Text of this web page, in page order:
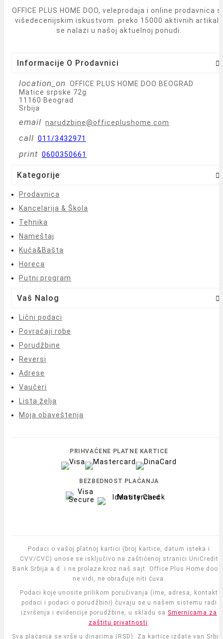
OFFICE PLUS HOME DOO, veleprodaja i online prodavnica
višedecenijskim iskustvom. preko 15000 aktivnih artikala
se nalazi u našoj aktuelnoj ponudi.
Informacije O Prodavnici 
location_on
OFFICE PLUS HOME DOO BEOGRAD
Matice srpske 72g
11160 Beograd
Srbija
email narudzbine@officeplushome.com
call 011/3432971
print 0600350661
Kategorije 
Prodavnica
Kancelarija & Škola
Tehnika
Nameštaj
Kuća&Bašta
Horeca
Putni program
Vaš Nalog 
Lični podaci
Povraćaji robe
Porudžbine
Reversi
Adrese
Vaučeri
Lista želja
Moja obaveštenja
PRIHVAĆENE PLATNE KARTICE
BEZBEDNOST PLAĆANJA
Podaci o vašoj platnoj kartici (broj kartice, datum isteka i
CVV/CVC) unose se isključivo na zaštićenoj stranici UniCredit
Bank Srbija a.d. i ne prolaze kroz naš sajt. Office Plus Home doo
ne vidi, ne obrađuje niti čuva.
Podaci koje unosite prilikom poručivanja (ime, adresa, kontakt
podaci i podaci o porudžbini) čuvaju se u našem sistemu radi
izvršenja i evidencije porudžbine, u skladu sa Smernicama za
zaštitu privatnosti .
Sva plaćanja se vrše u dinarima (RSD). Za kartice izdate van